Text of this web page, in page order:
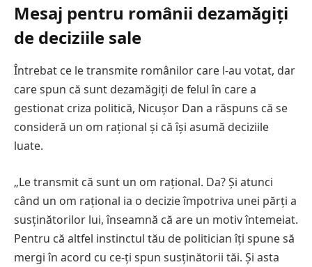
Mesaj pentru românii dezamăgiți
de deciziile sale
Întrebat ce le transmite românilor care l-au votat, dar
care spun că sunt dezamăgiți de felul în care a
gestionat criza politică, Nicușor Dan a răspuns că se
consideră un om rațional și că își asumă deciziile
luate.
„Le transmit că sunt un om rațional. Da? Și atunci
când un om rațional ia o decizie împotriva unei părți a
susținătorilor lui, înseamnă că are un motiv întemeiat.
Pentru că altfel instinctul tău de politician îți spune să
mergi în acord cu ce-ți spun susținătorii tăi. Și asta